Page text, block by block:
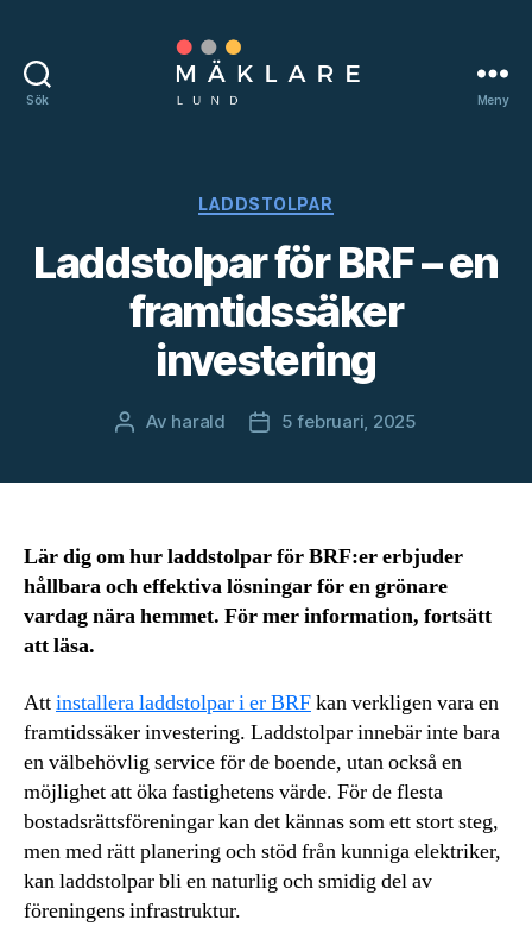
Sök Meny
Kategorier
LADDSTOLPAR
Laddstolpar för BRF – en
framtidssäker
investering
Inläggsförfattare
Av harald Inläggsdatum
5 februari, 2025
Lär dig om hur laddstolpar för BRF:er erbjuder
hållbara och effektiva lösningar för en grönare
vardag nära hemmet. För mer information, fortsätt
att läsa.
Attinstallera laddstolpar i er BRFkan verkligen vara en
framtidssäker investering. Laddstolpar innebär inte bara
en välbehövlig service för de boende, utan också en
möjlighet att öka fastighetens värde. För de flesta
bostadsrättsföreningar kan det kännas som ett stort steg,
men med rätt planering och stöd från kunniga elektriker,
kan laddstolpar bli en naturlig och smidig del av
föreningens infrastruktur.